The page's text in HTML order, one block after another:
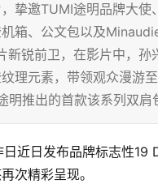
挚邀TUMI途明品牌大
箱、公文包以及
锐前卫，在影片中，孙
理元素，带领观众漫游
推出的首款该系列双肩
近日发布品牌标志性
次精彩呈现。